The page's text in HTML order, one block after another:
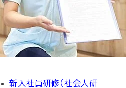
新入社員研修（社会人研